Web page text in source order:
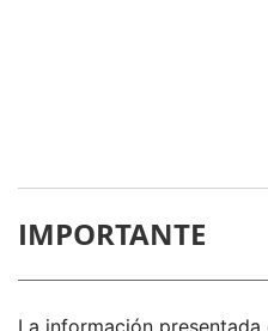
IMPORTANTE
La información presentada